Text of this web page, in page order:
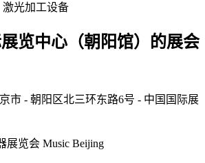
光加工设备
览中心（朝阳馆）的展会
市 - 朝阳区北三环东路6号 - 中国国际展
展览会 Music Beijing